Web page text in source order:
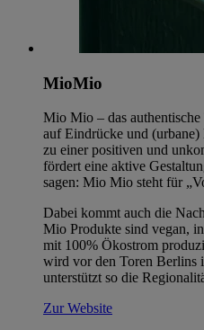
MioMio
Mio Mio – das
auf Eindrücke und
zu einer positiven und
fördert eine aktive
sagen: Mio Mio steht für
Dabei kommt auch die
Mio Produkte sind vegan,
mit 100% Ökostrom
wird vor den Toren Berlins
unterstützt so die
Zur Website